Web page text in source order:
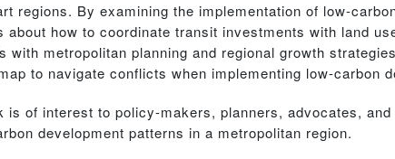
regions. By examining the implementation of low-
about how to coordinate transit investments with land
metropolitan planning and regional growth
to navigate conflicts when implementing low-carbon
is of interest to policy-makers, planners, advocates,
development patterns in a metropolitan region.